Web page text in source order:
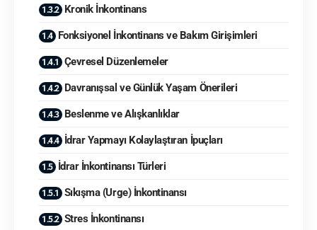
Kronik İnkontinans
Fonksiyonel İnkontinans ve Bakım Girişimleri
Çevresel Düzenlemeler
Davranışsal ve Günlük Yaşam Önerileri
Beslenme ve Alışkanlıklar
İdrar Yapmayı Kolaylaştıran İpuçları
İdrar İnkontinansı Türleri
Sıkışma (Urge) İnkontinansı
Stres İnkontinansı